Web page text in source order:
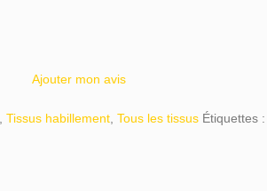
Ajouter mon avis
Tissus habillement Tous les tissus Étiquettes :